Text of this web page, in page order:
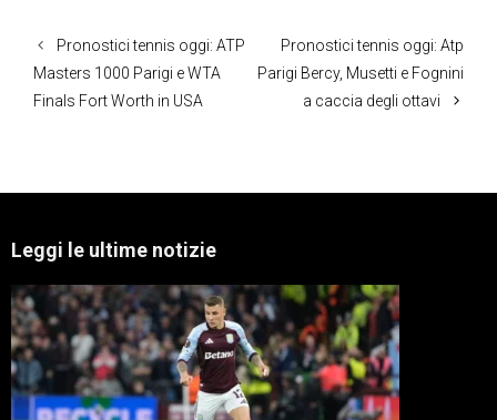
Pronostici tennis oggi: ATP
Masters 1000 Parigi e WTA
Finals Fort Worth in USA
Pronostici tennis oggi: Atp
Parigi Bercy, Musetti e Fognini
a caccia degli ottavi
Leggi le ultime notizie